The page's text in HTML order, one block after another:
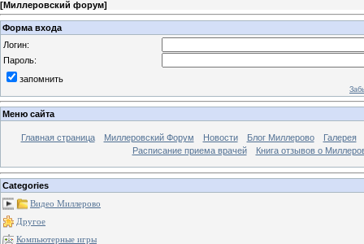
[Миллеровский форум]
Форма входа
Логин:
Пароль:
запомнить
Меню сайта
Главная страница Миллеровский Форум Новости Блог Миллерово
Галерея
Расписание приема врачей
Книга отзывов о
Categories
Видео Миллерово
Другое
Компьютерные игры